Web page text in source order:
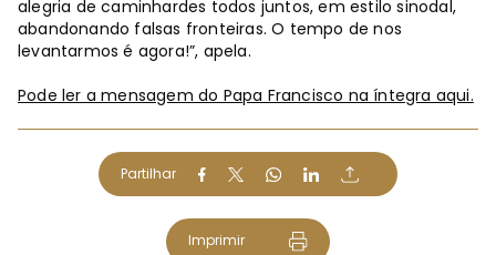
alegria de caminhardes todos juntos, em estilo sinodal,
abandonando falsas fronteiras. O tempo de nos
levantarmos é agora!”, apela.
Pode ler a mensagem do Papa Francisco na íntegra aqui.
Partilhar
Imprimir